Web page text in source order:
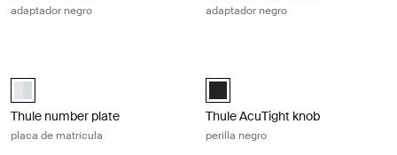
adaptador negro adaptador negro
Thule number plate Aluminio (selected)
Thule number plate
placa de matrícula
Thule AcuTight knob Negro
Thule AcuTight knob
perilla negro